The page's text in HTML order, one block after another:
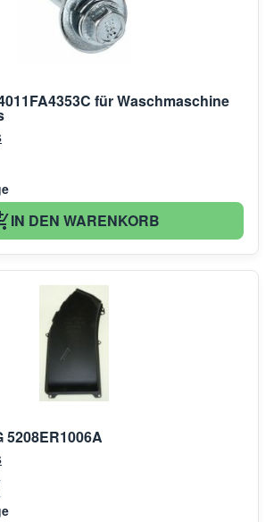
für Waschmaschine
IN DEN WARENKORB
5208ER1006A